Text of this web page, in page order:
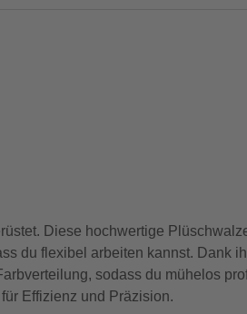
Diese hochwertige
du flexibel arbeiten kannst. Dank
sodass du mühelos
Effizienz und Präzision.